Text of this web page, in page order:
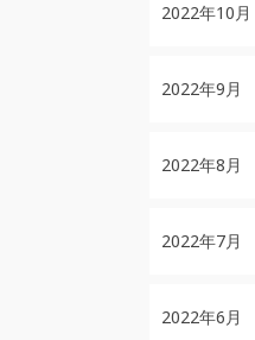
2022年10月
2022年9月
2022年8月
2022年7月
2022年6月